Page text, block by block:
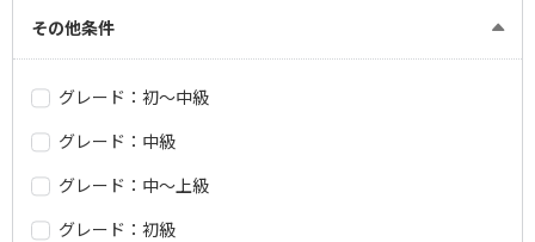
その他条件
グレード：初～中級
グレード：中級
グレード：中～上級
グレード：初級